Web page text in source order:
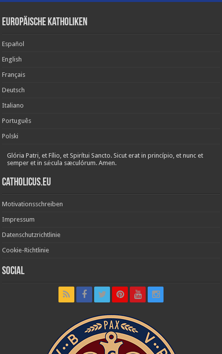
Europäische Katholiken
Español
English
Français
Deutsch
Italiano
Português
Polski
Glória Patri, et Fílio, et Spirítui Sancto. Sicut erat in princípio, et nunc et
semper et in sǽcula sæculórum. Amen.
Catholicus.eu
Motivationsschreiben
Impressum
Datenschutzrichtlinie
Cookie-Richtlinie
Social